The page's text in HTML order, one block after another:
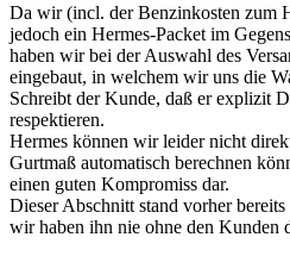
Da wir (incl. der Benzinkosten zum
jedoch ein Hermes-Packet im
haben wir bei der Auswahl des
eingebaut, in welchem wir uns die
Schreibt der Kunde, daß er explizit
respektieren.
Hermes können wir leider nicht
Gurtmaß automatisch berechnen
einen guten Kompromiss dar.
Dieser Abschnitt stand vorher
wir haben ihn nie ohne den Kunden